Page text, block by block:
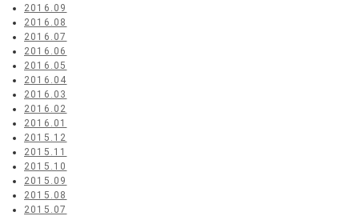
2016.09
2016.08
2016.07
2016.06
2016.05
2016.04
2016.03
2016.02
2016.01
2015.12
2015.11
2015.10
2015.09
2015.08
2015.07